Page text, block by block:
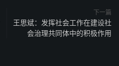
下一篇
王思斌：发挥社会工作在建设社
会治理共同体中的积极作用